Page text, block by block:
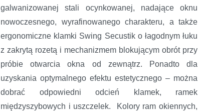
galwanizowanej stali ocynkowanej, nadające oknu
nowoczesnego, wyrafinowanego charakteru, a także
ergonomiczne klamki Swing Secustik o łagodnym łuku
z zakrytą rozetą i mechanizmem blokującym obrót przy
próbie otwarcia okna od zewnątrz. Ponadto dla
uzyskania optymalnego efektu estetycznego – można
dobrać odpowiedni odcień klamek, ramek
międzyszybowych i uszczelek. Kolory ram okiennych,